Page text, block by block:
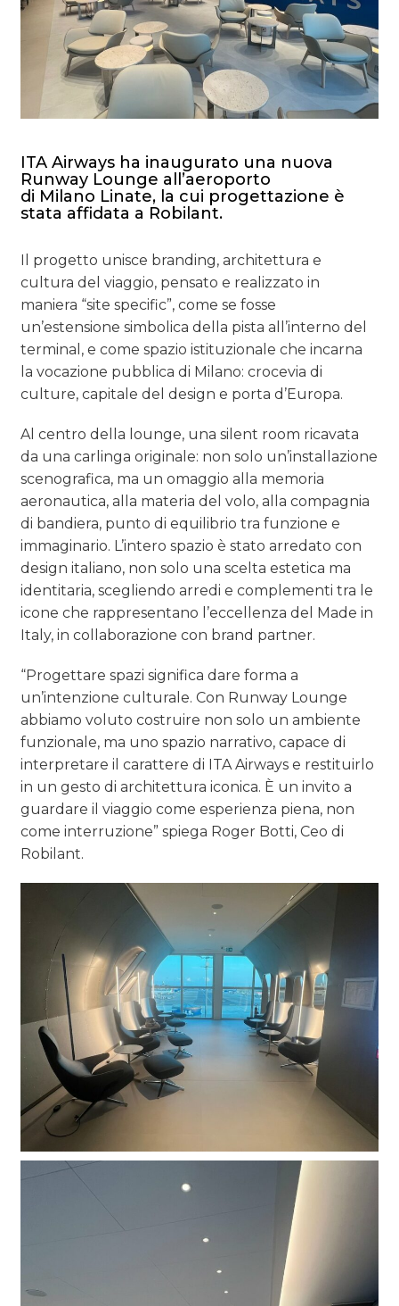
ITA Airways ha inaugurato una nuova
Runway Lounge all’aeroporto
di Milano Linate, la cui progettazione è
stata affidata a Robilant.
Il progetto unisce branding, architettura e
cultura del viaggio, pensato e realizzato in
maniera “site specific”, come se fosse
un’estensione simbolica della pista all’interno del
terminal, e come spazio istituzionale che incarna
la vocazione pubblica di Milano: crocevia di
culture, capitale del design e porta d’Europa.
Al centro della lounge, una silent room ricavata
da una carlinga originale: non solo un’installazione
scenografica, ma un omaggio alla memoria
aeronautica, alla materia del volo, alla compagnia
di bandiera, punto di equilibrio tra funzione e
immaginario. L’intero spazio è stato arredato con
design italiano, non solo una scelta estetica ma
identitaria, scegliendo arredi e complementi tra le
icone che rappresentano l’eccellenza del Made in
Italy, in collaborazione con brand partner.
“Progettare spazi significa dare forma a
un’intenzione culturale. Con Runway Lounge
abbiamo voluto costruire non solo un ambiente
funzionale, ma uno spazio narrativo, capace di
interpretare il carattere di ITA Airways e restituirlo
in un gesto di architettura iconica. È un invito a
guardare il viaggio come esperienza piena, non
come interruzione” spiega Roger Botti, Ceo di
Robilant.